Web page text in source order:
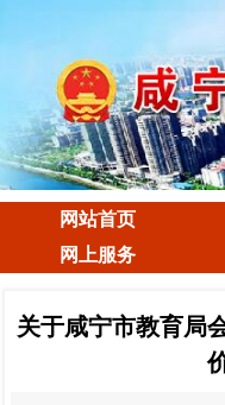
网站首页
网上服务
关于咸宁市教育局